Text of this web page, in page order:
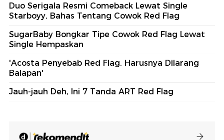
Duo Serigala Resmi Comeback Lewat Single
Starboyy, Bahas Tentang Cowok Red Flag
SugarBaby Bongkar Tipe Cowok Red Flag Lewat
Single Hempaskan
'Acosta Penyebab Red Flag, Harusnya Dilarang
Balapan'
Jauh-jauh Deh, Ini 7 Tanda ART Red Flag